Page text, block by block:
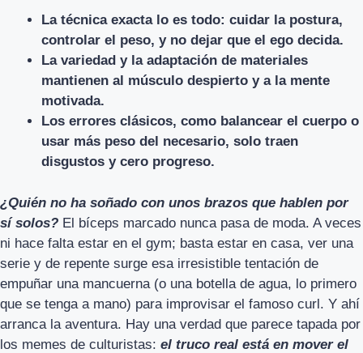
La técnica exacta lo es todo: cuidar la postura,
controlar el peso, y no dejar que el ego decida.
La variedad y la adaptación de materiales
mantienen al músculo despierto y a la mente
motivada.
Los errores clásicos, como balancear el cuerpo o
usar más peso del necesario, solo traen
disgustos y cero progreso.
¿Quién no ha soñado con unos brazos que hablen por
sí solos? El bíceps marcado nunca pasa de moda. A veces
ni hace falta estar en el gym; basta estar en casa, ver una
serie y de repente surge esa irresistible tentación de
empuñar una mancuerna (o una botella de agua, lo primero
que se tenga a mano) para improvisar el famoso curl. Y ahí
arranca la aventura. Hay una verdad que parece tapada por
los memes de culturistas: el truco real está en mover el